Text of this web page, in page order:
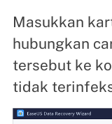
Masukkan
hubungkan
tersebut ke
tidak